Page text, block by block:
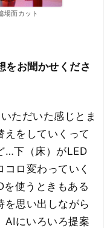
場面カット
お聞かせくださ
ただいた感じとま
えをしていくって
…下（床）がLED
ロ変わっていく
使うときもある
を思い出しながら
AIにいろいろ提案